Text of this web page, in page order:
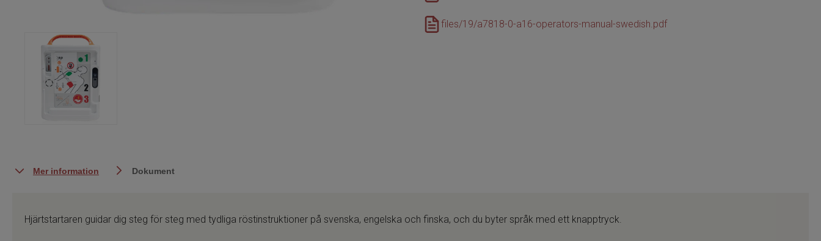
files/19/a7818-0-a16-operators-manual-swedish.pdf
Mer information
Hjärtstartaren guidar dig steg för steg med tydliga röstinstruktioner på svenska, engelska och finska, och du byter språk med ett knapptryck.
Dokument